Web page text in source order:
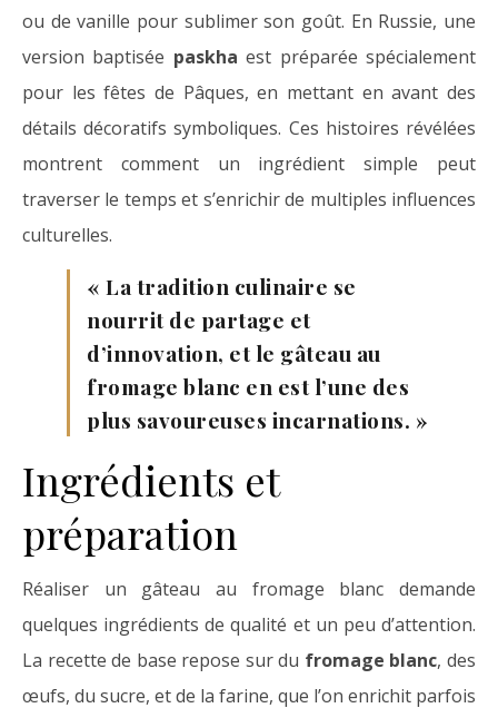
ou de vanille pour sublimer son goût. En Russie, une
version baptisée paskha est préparée spécialement
pour les fêtes de Pâques, en mettant en avant des
détails décoratifs symboliques. Ces histoires révélées
montrent comment un ingrédient simple peut
traverser le temps et s’enrichir de multiples influences
culturelles.
« La tradition culinaire se
nourrit de partage et
d’innovation, et le gâteau au
fromage blanc en est l’une des
plus savoureuses incarnations. »
Ingrédients et
préparation
Réaliser un gâteau au fromage blanc demande
quelques ingrédients de qualité et un peu d’attention.
La recette de base repose sur du fromage blanc, des
œufs, du sucre, et de la farine, que l’on enrichit parfois